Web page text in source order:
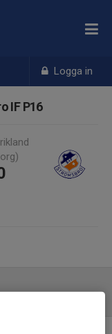
Logga in
IF P16